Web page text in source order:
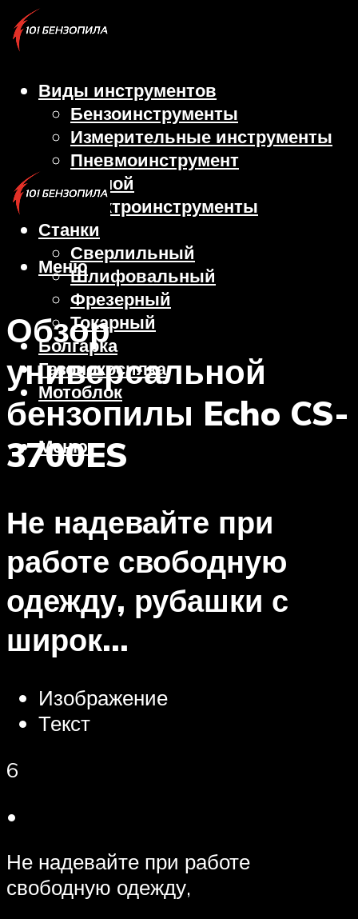
Виды инструментов
Бензоинструменты
Измерительные инструменты
Пневмоинструмент
Ручной
Электроинструменты
Станки
Сверлильный
Шлифовальный
Фрезерный
Токарный
Болгарка
Газонокосилка
Мотоблок
Меню
Меню
Обзор
универсальной
бензопилы Echo CS-
3700ES
Не надевайте при
работе свободную
одежду, рубашки с
широк…
Изображение
Текст
6
•
Не надевайте при работе
свободную одежду,